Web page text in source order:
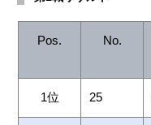
Pos. No.
1位 25